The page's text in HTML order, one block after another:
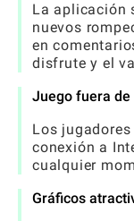
La aplicación
nuevos
en
disfrute y el
Juego fuera
Los
conexión a
cualquier
Gráficos